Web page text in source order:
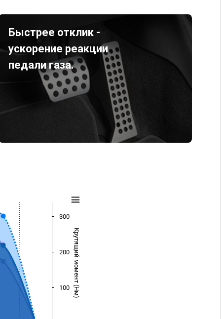
Быстрее отклик -
ускорение реакции
педали газа.
Крутящий момент (Нм)
100
200
300